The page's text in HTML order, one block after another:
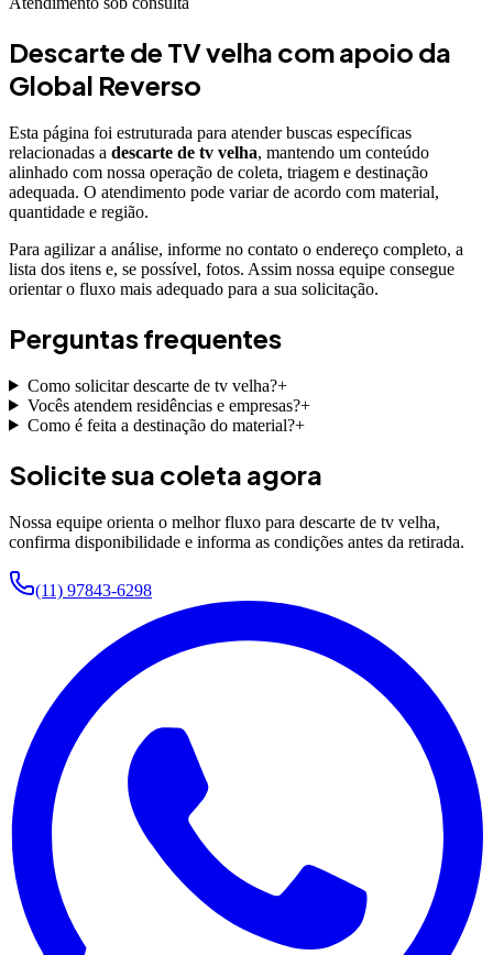
Descarte de TV velha com apoio da
Global Reverso
Esta página foi estruturada para atender buscas específicas
relacionadas a descarte de tv velha, mantendo um conteúdo
alinhado com nossa operação de coleta, triagem e destinação
adequada. O atendimento pode variar de acordo com material,
quantidade e região.
Para agilizar a análise, informe no contato o endereço completo, a
lista dos itens e, se possível, fotos. Assim nossa equipe consegue
orientar o fluxo mais adequado para a sua solicitação.
Perguntas frequentes
Como solicitar descarte de tv velha?+
Vocês atendem residências e empresas?+
Como é feita a destinação do material?+
Solicite sua coleta agora
Nossa equipe orienta o melhor fluxo para descarte de tv velha,
confirma disponibilidade e informa as condições antes da retirada.
(11) 97843-6298